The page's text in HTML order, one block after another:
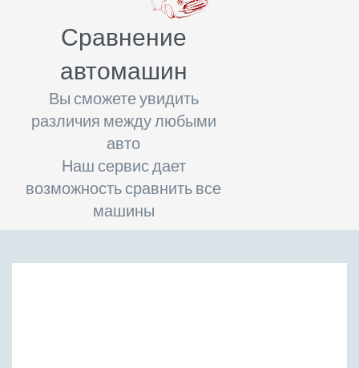
Сравнение
автомашин
Вы сможете увидить
различия между любыми
авто
Наш сервис дает
возможность сравнить все
машины